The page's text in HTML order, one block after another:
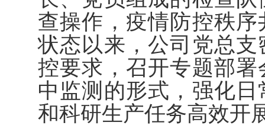
查操作，疫情防控秩
状态以来，公司党总
控要求，召开专题部
中监测的形式，强化
和科研生产任务高效开